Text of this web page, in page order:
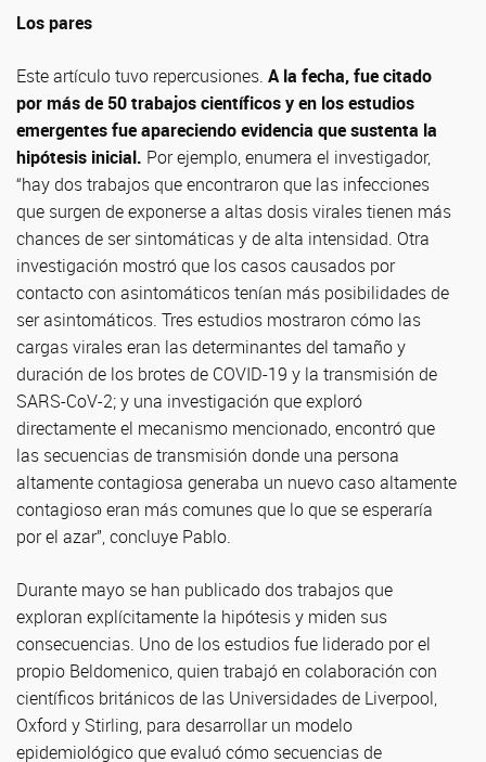
Los pares
Este artículo tuvo repercusiones. A la fecha, fue citado
por más de 50 trabajos científicos y en los estudios
emergentes fue apareciendo evidencia que sustenta la
hipótesis inicial. Por ejemplo, enumera el investigador,
“hay dos trabajos que encontraron que las infecciones
que surgen de exponerse a altas dosis virales tienen más
chances de ser sintomáticas y de alta intensidad. Otra
investigación mostró que los casos causados por
contacto con asintomáticos tenían más posibilidades de
ser asintomáticos. Tres estudios mostraron cómo las
cargas virales eran las determinantes del tamaño y
duración de los brotes de COVID-19 y la transmisión de
SARS-CoV-2; y una investigación que exploró
directamente el mecanismo mencionado, encontró que
las secuencias de transmisión donde una persona
altamente contagiosa generaba un nuevo caso altamente
contagioso eran más comunes que lo que se esperaría
por el azar”, concluye Pablo.
Durante mayo se han publicado dos trabajos que
exploran explícitamente la hipótesis y miden sus
consecuencias. Uno de los estudios fue liderado por el
propio Beldomenico, quien trabajó en colaboración con
científicos británicos de las Universidades de Liverpool,
Oxford y Stirling, para desarrollar un modelo
epidemiológico que evaluó cómo secuencias de